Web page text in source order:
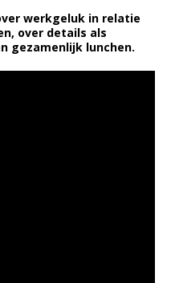
werkgeluk in relatie
over details als
gezamenlijk lunchen.